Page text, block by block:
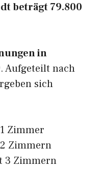
beträgt 79.800
in
. Aufgeteilt nach
sich
Zimmer
Zimmern
3 Zimmern